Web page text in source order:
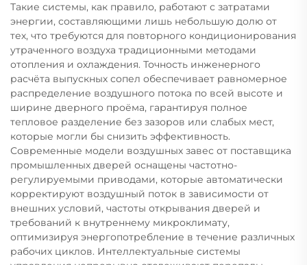
Такие системы, как правило, работают с затратами
энергии, составляющими лишь небольшую долю от
тех, что требуются для повторного кондиционирования
утраченного воздуха традиционными методами
отопления и охлаждения. Точность инженерного
расчёта выпускных сопел обеспечивает равномерное
распределение воздушного потока по всей высоте и
ширине дверного проёма, гарантируя полное
тепловое разделение без зазоров или слабых мест,
которые могли бы снизить эффективность.
Современные модели воздушных завес от поставщика
промышленных дверей оснащены частотно-
регулируемыми приводами, которые автоматически
корректируют воздушный поток в зависимости от
внешних условий, частоты открывания дверей и
требований к внутреннему микроклимату,
оптимизируя энергопотребление в течение различных
рабочих циклов. Интеллектуальные системы